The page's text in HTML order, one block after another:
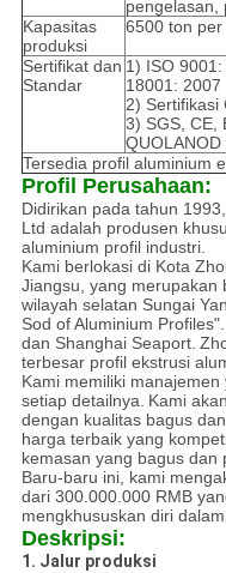
pengelasan,
Kapasitas
produksi
6500 ton
Sertifikat dan
Standar
1) ISO
18001: 2007
2) Sertifikasi
3) SGS, CE,
Tersedia profil aluminium
Profil Perusahaan:
Didirikan pada tahun
Ltd adalah produsen
aluminium profil industri.
Kami berlokasi di Kota
Jiangsu, yang merupakan
wilayah selatan Sungai
Sod of Aluminium Profiles".
dan Shanghai Seaport.
terbesar profil ekstrusi
Kami memiliki
setiap detailnya. Kami
dengan kualitas bagus
harga terbaik yang
kemasan yang bagus dan
Baru-baru ini, kami
dari 300.000.000 RMB
mengkhususkan diri
Deskripsi:
1. Jalur produksi